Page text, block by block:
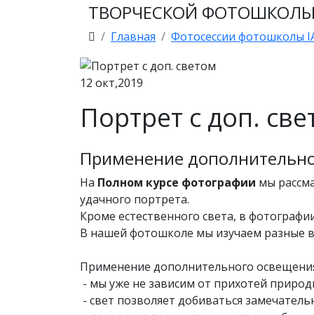
ТВОРЧЕСКОЙ ФОТОШКОЛЫ
Главная Фотосессии фотошколы
12 окт,2019
Портрет с доп.
Применение
На Полном курсе фотографии мы
удачного портрета.
Кроме естественного света, в
В нашей фотошколе мы изучаем разные
Применение дополнительного
- мы уже не зависим от прихотей
- свет позволяет добиваться